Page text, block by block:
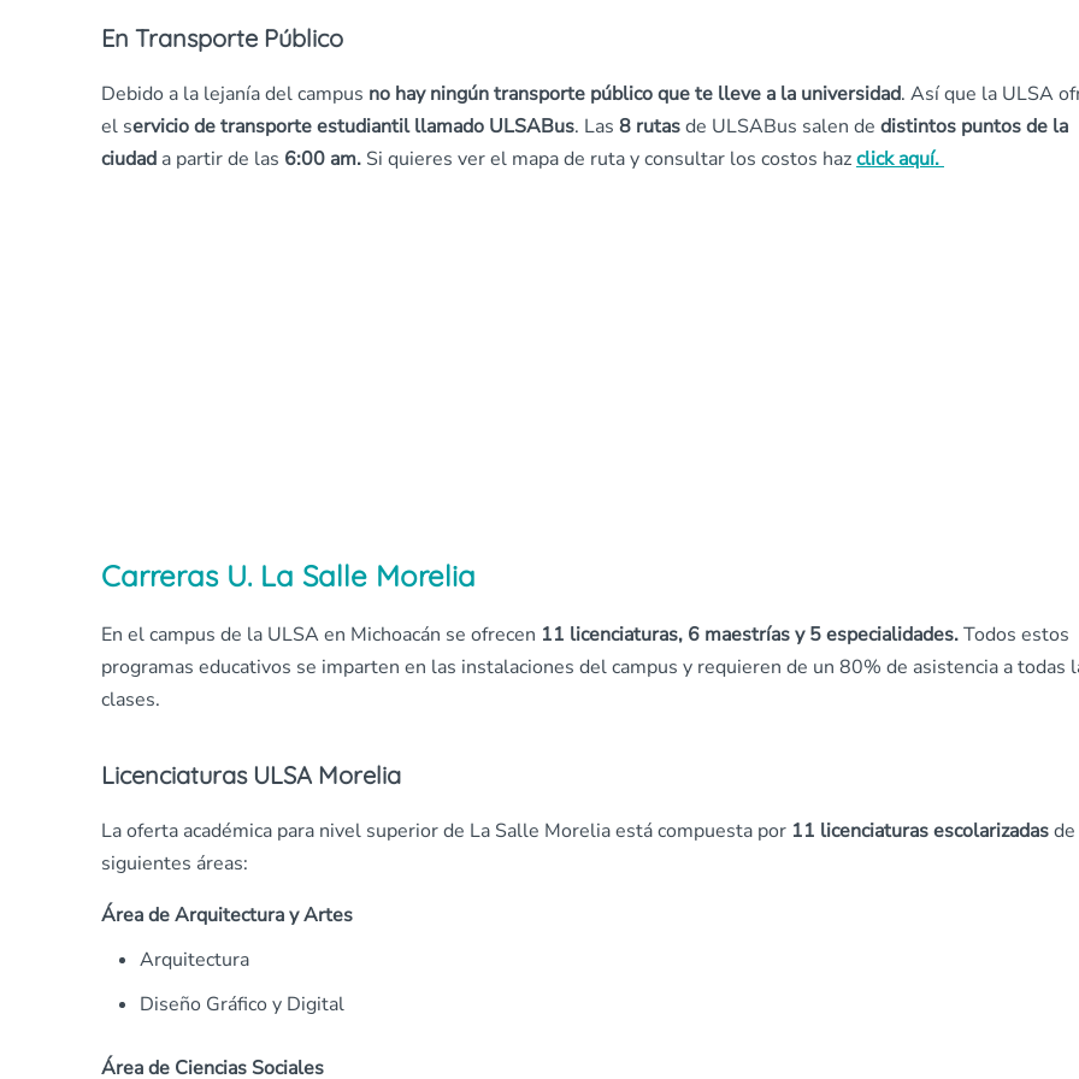
En Transporte Público
Debido a la lejanía del campus no hay ningún transporte público que te lleve a la universidad. Así que la ULSA
el servicio de transporte estudiantil llamado ULSABus. Las 8 rutasde ULSABus salen de distintos puntos de la
ciudad a partir de las 6:00 am. Si quieres ver el mapa de ruta y consultar los costos hazclick aquí.
Carreras U. La Salle Morelia
En el campus de la ULSA en Michoacán se ofrecen 11 licenciaturas, 6 maestrías y 5 especialidades.Todos estos
programas educativos se imparten en las instalaciones del campus y requieren de un 80% de asistencia a todas
clases.
Licenciaturas ULSA Morelia
La oferta académica para nivel superior de La Salle Morelia está compuesta por 11 licenciaturas escolarizadas
siguientes áreas:
Área de Arquitectura y Artes
Arquitectura
Diseño Gráfico y Digital
Área de Ciencias Sociales